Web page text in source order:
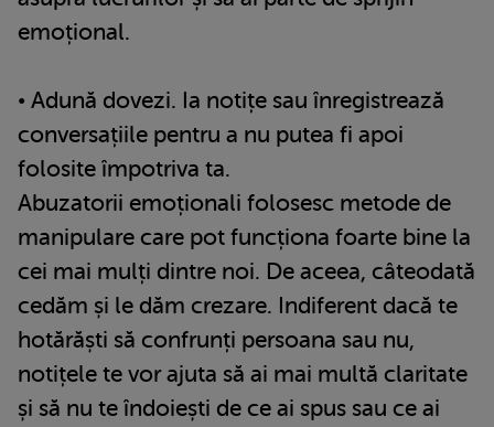
emoțional.
• Adună dovezi. Ia notițe sau înregistrează
conversațiile pentru a nu putea fi apoi
folosite împotriva ta.
Abuzatorii emoționali folosesc metode de
manipulare care pot funcționa foarte bine la
cei mai mulți dintre noi. De aceea, câteodată
cedăm și le dăm crezare. Indiferent dacă te
hotărăști să confrunți persoana sau nu,
notițele te vor ajuta să ai mai multă claritate
și să nu te îndoiești de ce ai spus sau ce ai